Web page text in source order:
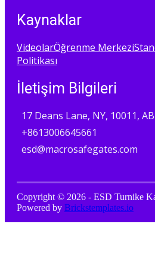
Kaynaklar
VideolarÖğrenme Merkezi
Politikası
İletişim Bilgileri
17 Deans Lane, NY, 10011,
+8613006645661
esd@macrosafegates.com
Copyright © 2026 - ESD Turnike
Powered by Brickstemplates.io